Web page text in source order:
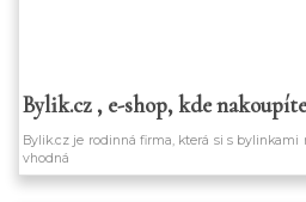
Bylik.cz , e-shop, kde
Bylik.cz je rodinná firma, která si s
vhodná